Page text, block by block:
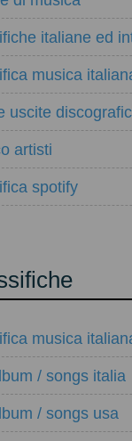
italiane ed
musica
uscite
artisti
spotify
musica
/ songs italia
/ songs usa